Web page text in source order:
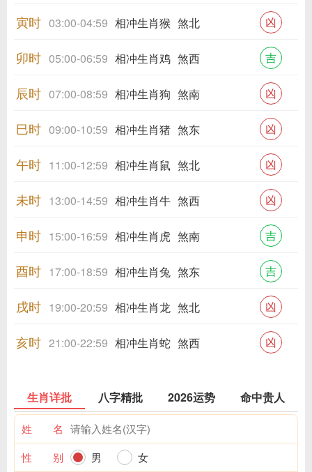
寅时 03:00-04:59 相冲生肖猴 煞北 凶
卯时 05:00-06:59 相冲生肖鸡 煞西 吉
辰时 07:00-08:59 相冲生肖狗 煞南 凶
巳时 09:00-10:59 相冲生肖猪 煞东 凶
午时 11:00-12:59 相冲生肖鼠 煞北 凶
未时 13:00-14:59 相冲生肖牛 煞西 凶
申时 15:00-16:59 相冲生肖虎 煞南 吉
酉时 17:00-18:59 相冲生肖兔 煞东 吉
戌时 19:00-20:59 相冲生肖龙 煞北 凶
亥时 21:00-22:59 相冲生肖蛇 煞西 凶
生肖详批 八字精批 2026运势 命中贵人
姓 名
性 别
男
女